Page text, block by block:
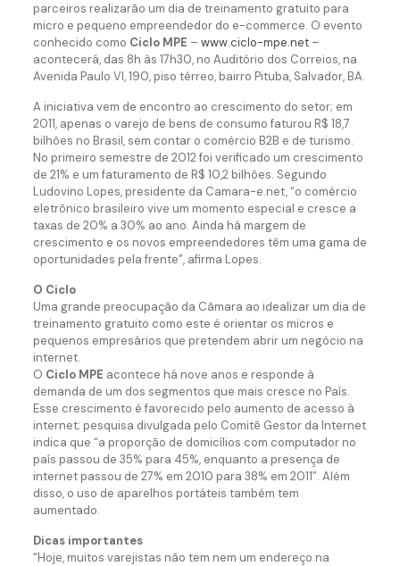
parceiros realizarão um dia de treinamento gratuito para
micro e pequeno empreendedor do e-commerce. O evento
conhecido como Ciclo MPE – www.ciclo-mpe.net–
acontecerá, das 8h às 17h30, no Auditório dos Correios, na
Avenida Paulo VI, 190, piso térreo, bairro Pituba, Salvador, BA.
A iniciativa vem de encontro ao crescimento do setor; em
2011, apenas o varejo de bens de consumo faturou R$ 18,7
bilhões no Brasil, sem contar o comércio B2B e de turismo.
No primeiro semestre de 2012 foi verificado um crescimento
de 21% e um faturamento de R$ 10,2 bilhões. Segundo
Ludovino Lopes, presidente da Camara-e.net, “o comércio
eletrônico brasileiro vive um momento especial e cresce a
taxas de 20% a 30% ao ano. Ainda há margem de
crescimento e os novos empreendedores têm uma gama de
oportunidades pela frente”, afirma Lopes.
O Ciclo
Uma grande preocupação da Câmara ao idealizar um dia de
treinamento gratuito como este é orientar os micros e
pequenos empresários que pretendem abrir um negócio na
internet.
O Ciclo MPE acontece há nove anos e responde à
demanda de um dos segmentos que mais cresce no País.
Esse crescimento é favorecido pelo aumento de acesso à
internet; pesquisa divulgada pelo Comitê Gestor da Internet
indica que “a proporção de domicílios com computador no
país passou de 35% para 45%, enquanto a presença de
internet passou de 27% em 2010 para 38% em 2011”. Além
disso, o uso de aparelhos portáteis também tem
aumentado.
Dicas importantes
“Hoje, muitos varejistas não tem nem um endereço na